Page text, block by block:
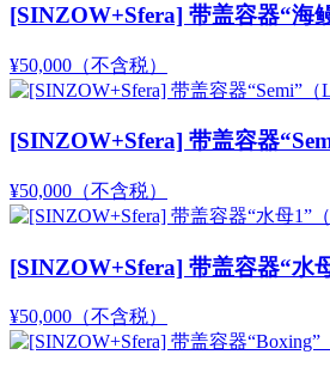
[SINZOW+Sfera] 带盖容器“海
¥50,000 （不含税）
[SINZOW+Sfera] 带盖容器
¥50,000 （不含税）
[SINZOW+Sfera] 带盖容器“水
¥50,000 （不含税）